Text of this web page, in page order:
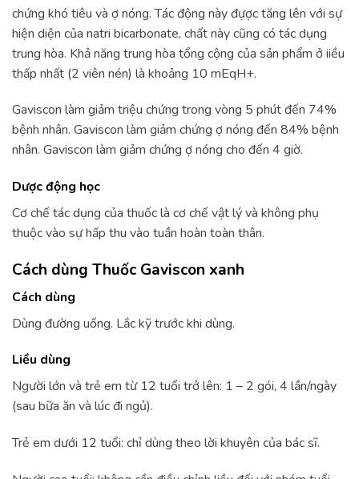
chứng khó tiêu và ợ nóng. Tác động này đựợc tăng lên với sự
hiện diện của natri bicarbonate, chất này cũng có tác dụng
trung hòa. Khả năng trung hòa tổng cộng của sản phẩm ở iiều
thấp nhất (2 viên nén) là khoảng 10 mEqH+.
Gaviscon làm giảm triệu chứng trong vòng 5 phút đến 74%
bệnh nhân. Gaviscon làm giảm chứng ợ nóng đến 84% bệnh
nhân. Gaviscon làm giảm chứng ợ nóng cho đến 4 giờ.
Dược động học
Cơ chế tác dụng của thuốc là cơ chế vật lý và không phụ
thuộc vào sự hấp thu vào tuần hoàn toàn thân.
Cách dùng Thuốc Gaviscon xanh
Cách dùng
Dùng đường uống. Lắc kỹ trước khi dùng.
Liều dùng
Người lớn và trẻ em từ 12 tuổi trở lên: 1 – 2 gói, 4 lần/ngày
(sau bữa ăn và lúc đi ngủ).
Trẻ em dưới 12 tuổi: chỉ dùng theo lời khuyên của bác sĩ.